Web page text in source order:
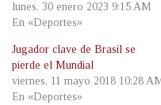
lunes, 30 enero 2023 9:15 AM
En «Deportes»
Jugador clave de Brasil se
pierde el Mundial
viernes, 11 mayo 2018 10:28
En «Deportes»